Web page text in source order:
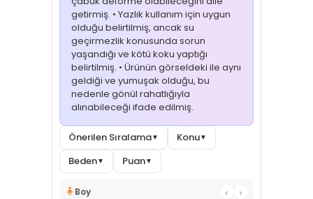
getirmiş. • Yazlık kullanım için uygun
olduğu belirtilmiş, ancak su
geçirmezlik konusunda sorun
yaşandığı ve kötü koku yaptığı
belirtilmiş. • Ürünün görseldeki ile aynı
geldiği ve yumuşak olduğu, bu
nedenle gönül rahatlığıyla
alınabileceği ifade edilmiş.
Önerilen Sıralama▼ Konu▼
Beden▼ Puan▼
🧍 Boy ‹
›